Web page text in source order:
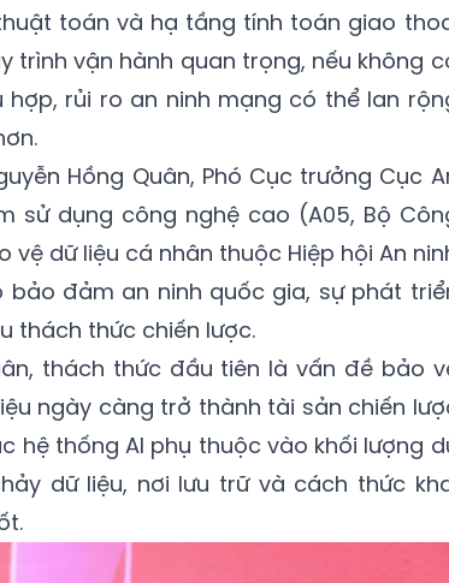
toán và hạ tầng tính toán giao
trình vận hành quan trọng, nếu không
rủi ro an ninh mạng có thể lan
Hồng Quân, Phó Cục trưởng Cục
sử dụng công nghệ cao (A05, Bộ
vệ dữ liệu cá nhân thuộc Hiệp hội An
đảm an ninh quốc gia, sự phát
thách thức chiến lược.
thách thức đầu tiên là vấn đề bảo
ngày càng trở thành tài sản chiến
hệ thống AI phụ thuộc vào khối lượng
dữ liệu, nơi lưu trữ và cách thức